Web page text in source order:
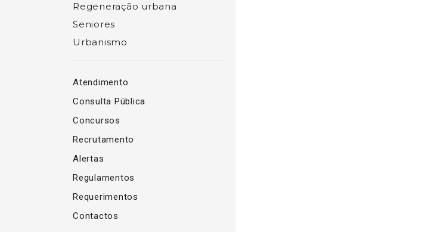
Regeneração urbana
Seniores
Urbanismo
Atendimento
Consulta Pública
Concursos
Recrutamento
Alertas
Regulamentos
Requerimentos
Contactos